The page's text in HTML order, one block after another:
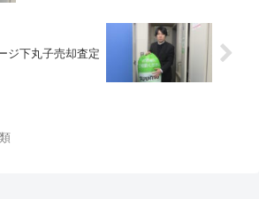
ジ下丸子売却査定